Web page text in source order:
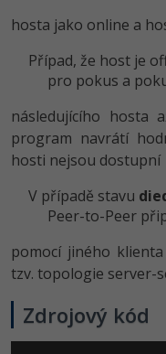
hosta jako online a
Případ, že host je
pro pokus a
následujícího hosta
program navrátí
hosti nejsou dostupní
V případě stavu
Peer-to-Peer
pomocí jiného
tzv. topologie server-
Zdrojový kód